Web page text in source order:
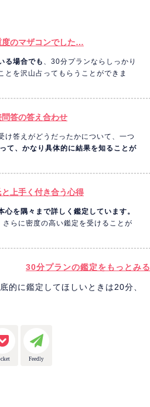
度のマザコンでした…
る場合でも 、30分プランならしっかり
を沢山占ってもらうことができま
答の答え合わせ
け答えがどうだったかについて、一つ
て、かなり具体的に結果を知ることが
上手く付き合う心得
心を隅々まで詳しく鑑定しています。
らに密度の高い鑑定を受けることが
30分プランの鑑定をもっとみる
的に鑑定してほしいときは20分、
Feedly